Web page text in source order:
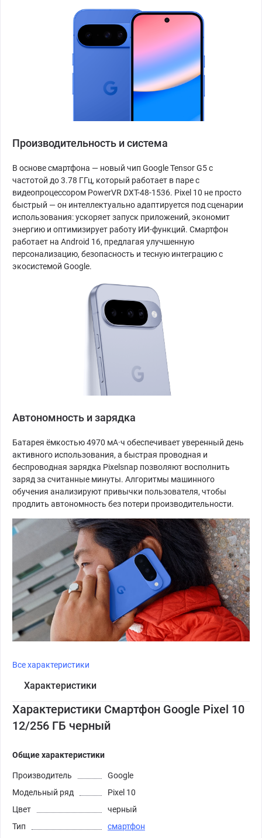
Производительность и система
В основе смартфона — новый чип Google Tensor G5 с
частотой до 3.78 ГГц, который работает в паре с
видеопроцессором PowerVR DXT-48-1536. Pixel 10 не просто
быстрый — он интеллектуально адаптируется под сценарии
использования: ускоряет запуск приложений, экономит
энергию и оптимизирует работу ИИ-функций. Смартфон
работает на Android 16, предлагая улучшенную
персонализацию, безопасность и тесную интеграцию с
экосистемой Google.
Автономность и зарядка
Батарея ёмкостью 4970 мА·ч обеспечивает уверенный день
активного использования, а быстрая проводная и
беспроводная зарядка Pixelsnap позволяют восполнить
заряд за считанные минуты. Алгоритмы машинного
обучения анализируют привычки пользователя, чтобы
продлить автономность без потери производительности.
Все характеристики
Характеристики
Характеристики Смартфон Google Pixel 10
12/256 ГБ черный
Общие характеристики
Производитель
Google
Модельный ряд
Pixel 10
Цвет
черный
Тип
смартфон